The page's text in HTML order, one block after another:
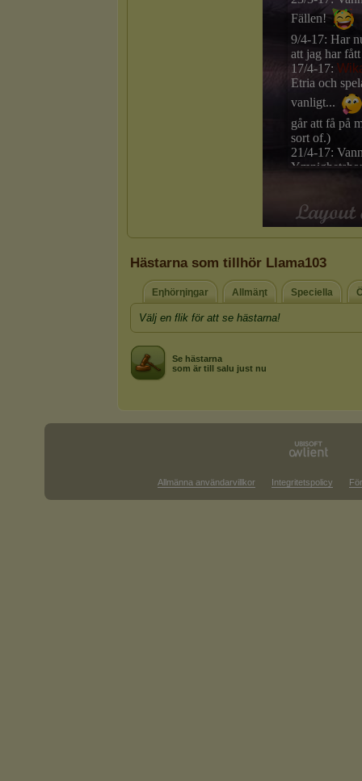
Hästarna som tillhör Llama103
Eηhörηiηgar Allmäηt Speciella
Välj en flik för att se hästarna!
Se hästarna
som är till salu just nu
Allmänna användarvillkor Integritetspolicy